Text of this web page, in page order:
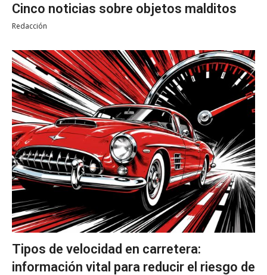
Cinco noticias sobre objetos malditos
Redacción
Tipos de velocidad en carretera:
información vital para reducir el riesgo de